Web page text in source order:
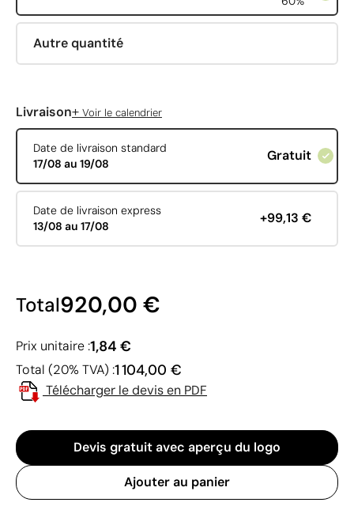
Autre quantité
Livraison+ Voir le calendrier
Date de livraison standard
17/08 au 19/08
Gratuit
Date de livraison express
13/08 au 17/08
+99,13 €
Total920,00 €
Prix unitaire :1,84 €
Total (20% TVA) :1 104,00 €
Télécharger le devis en PDF
Devis gratuit avec aperçu du logo
Ajouter au panier